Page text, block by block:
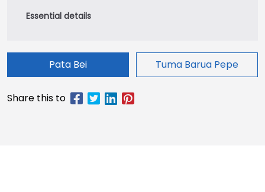
Pata Bei Tuma Barua Pepe